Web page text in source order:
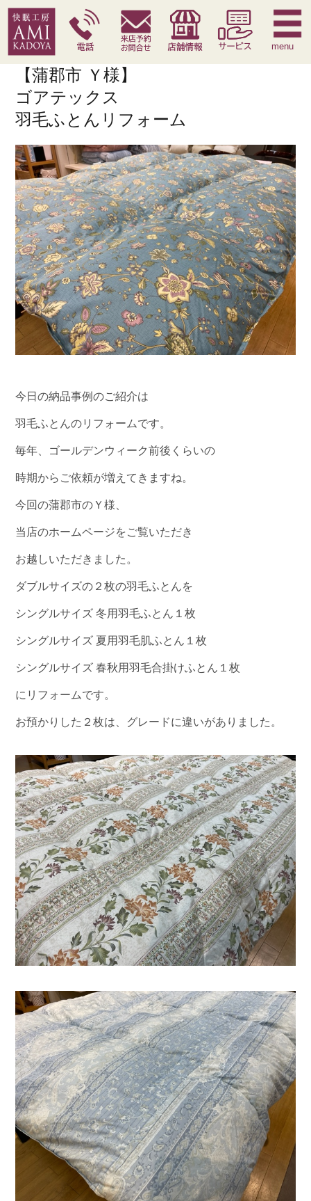
快眠枕 腰痛対策寝具 季節寝具 サービス
menu
【蒲郡市 Ｙ様】
ゴアテックス
羽毛ふとんリフォーム
今日の納品事例のご紹介は
羽毛ふとんのリフォームです。
毎年、ゴールデンウィーク前後くらいの
時期からご依頼が増えてきますね。
今回の蒲郡市のＹ様、
当店のホームページをご覧いただき
お越しいただきました。
ダブルサイズの２枚の羽毛ふとんを
シングルサイズ 冬用羽毛ふとん１枚
シングルサイズ 夏用羽毛肌ふとん１枚
シングルサイズ 春秋用羽毛合掛けふとん１枚
にリフォームです。
お預かりした２枚は、グレードに違いがありました。